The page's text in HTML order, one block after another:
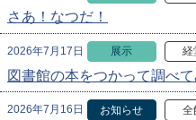
さあ！なつだ！
2026年7月17日 展示 経
図書館の本をつかって調べて
2026年7月16日 お知らせ 全